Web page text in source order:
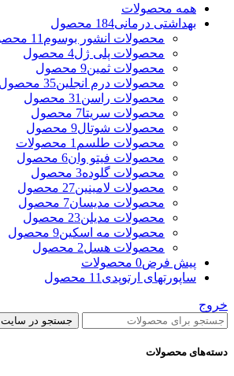
همه محصولات
بهداشتی درمانی184 محصول
محصولات انشور بوسوم 11 محصول
محصولات پلی ژل4 محصول
محصولات ثمین9 محصول
محصولات درم انجلین35 محصول
محصولات راسن 31 محصول
محصولات سریتا7 محصول
محصولات شوتال9 محصول
محصولات طلسم 1 محصولات
محصولات فیتو وان6 محصول
محصولات گلوده3 محصول
محصولات لامینین27 محصول
محصولات مدیسان7 محصول
محصولات مدیلن23 محصول
محصولات مه اسکین9 محصول
محصولات هسل2 محصول
پیش فرض0 محصولات
ساپورتهای ارتوپدی 11 محصول
خروج
جستجو در سایت
دسته‌های محصولات